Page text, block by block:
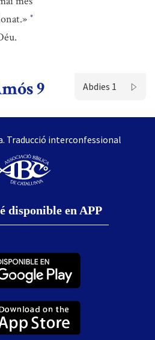
*
9 Abdies 1
Traducció interconfessional
disponible en APP